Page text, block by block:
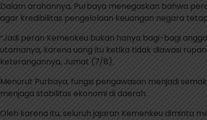
Dalam arahannya, Purbaya menegaskan bahwa
agar kredibilitas pengelolaan keuangan negara
“Jadi peran Kemenkeu bukan hanya bagi-bagi
utamanya, karena uang itu ketika tidak diawasi
keterangannya, Jumat (7/8).
Menurut Purbaya, fungsi pengawasan menjadi
menjaga stabilitas ekonomi di daerah.
Oleh karena itu, seluruh jajaran Kemenkeu diminta